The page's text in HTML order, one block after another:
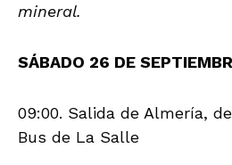
mineral.
SÁBADO 26 DE
09:00. Salida de Almería,
Bus de La Salle